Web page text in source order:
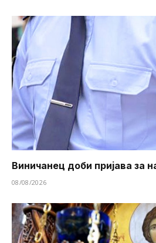
Виничанец доби пријава за
08/08/2026